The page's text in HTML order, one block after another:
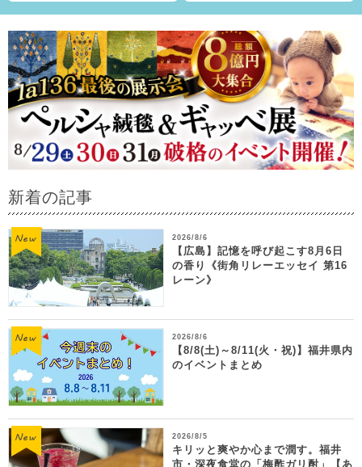
新着の記事
2026/8/6
【広島】記憶を呼び起こす8月6日
の香り《街角リレーエッセイ 第16
レーン》
2026/8/6
【8/8(土)～8/11(火・祝)】福井県内
のイベントまとめ
2026/8/5
キリッと爽やか心まで潤す。福井
市・深夜食堂の「梅酢ガリ酎」【あ